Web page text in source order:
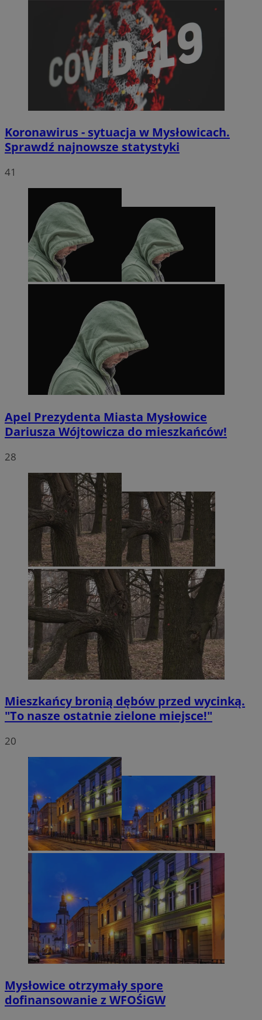
Koronawirus - sytuacja w Mysłowicach.
Sprawdź najnowsze statystyki
41
Apel Prezydenta Miasta Mysłowice
Dariusza Wójtowicza do mieszkańców!
28
Mieszkańcy bronią dębów przed wycinką.
"To nasze ostatnie zielone miejsce!"
20
Mysłowice otrzymały spore
dofinansowanie z WFOŚiGW